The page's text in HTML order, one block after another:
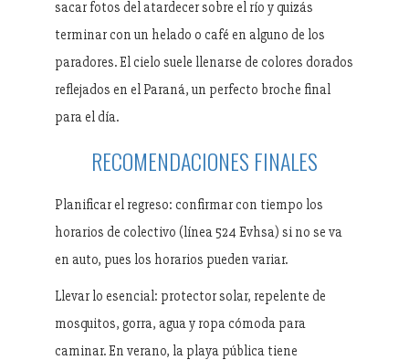
sacar fotos del atardecer sobre el río y quizás
terminar con un helado o café en alguno de los
paradores. El cielo suele llenarse de colores dorados
reflejados en el Paraná, un perfecto broche final
para el día.
RECOMENDACIONES FINALES
Planificar el regreso: confirmar con tiempo los
horarios de colectivo (línea 524 Evhsa) si no se va
en auto, pues los horarios pueden variar.
Llevar lo esencial: protector solar, repelente de
mosquitos, gorra, agua y ropa cómoda para
caminar. En verano, la playa pública tiene